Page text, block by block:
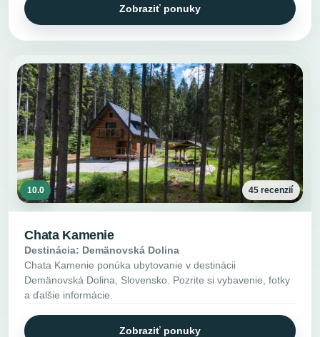
Zobraziť ponuky
10.0 45 recenzií
Chata Kamenie
Destinácia: Demänovská Dolina
Chata Kamenie ponúka ubytovanie v destinácii
Demänovská Dolina, Slovensko. Pozrite si vybavenie, fotky
a ďalšie informácie.
Zobraziť ponuky